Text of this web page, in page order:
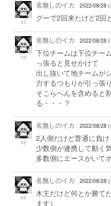
43
名無しのイカ 2022/08/28
グーで2回来たけど2回
46
名無しのイカ 2022/08/28
下位チームは下位チー
っ張ると見せかけて
出し抜いて地チームが
力するつもりが引っ張
そこらへんを含めると
る・・・？
48
名無しのイカ 2022/08/28
2人側だけど普通に負け
少数側が連携して動く
多数側にエースがいて
49
名無しのイカ 2022/08/28
木主だけど何とか勝て
ます）